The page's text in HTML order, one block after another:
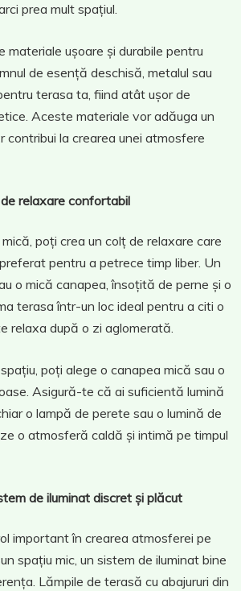
prea mult spațiul.
materiale ușoare și durabile pentru
de esență deschisă, metalul sau
terasa ta, fiind atât ușor de
Aceste materiale vor adăuga un
contribui la crearea unei atmosfere
relaxare confortabil
poți crea un colț de relaxare care
pentru a petrece timp liber. Un
o mică canapea, însoțită de perne și o
terasa într-un loc ideal pentru a citi o
relaxa după o zi aglomerată.
poți alege o canapea mică sau o
Asigură-te că ai suficientă lumină
o lampă de perete sau o lumină de
o atmosferă caldă și intimă pe timpul
de iluminat discret și plăcut
important în crearea atmosferei pe
spațiu mic, un sistem de iluminat bine
Lămpile de terasă cu abajururi din